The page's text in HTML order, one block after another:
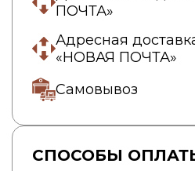
ПОЧТА»
Адресная
«НОВАЯ ПОЧТА»
Самовывоз
СПОСОБЫ